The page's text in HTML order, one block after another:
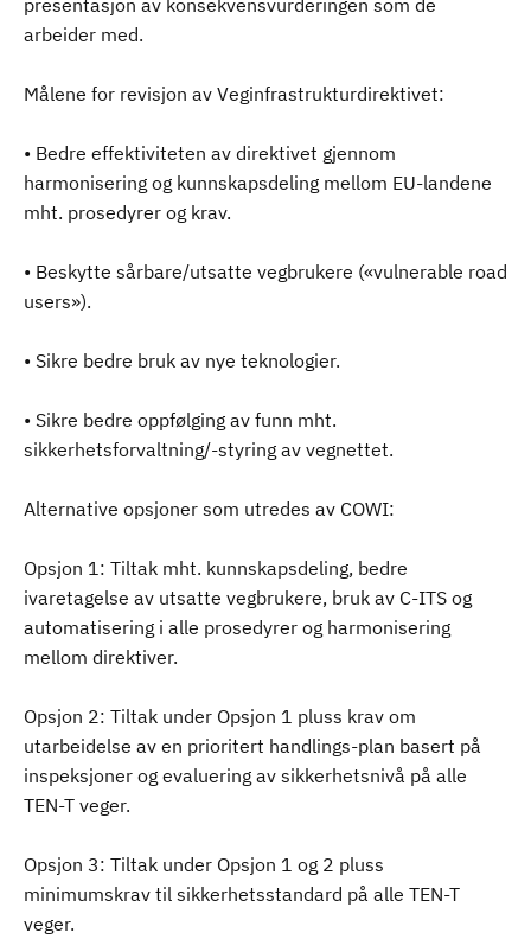
presentasjon av konsekvensvurderingen som de
arbeider med.
Målene for revisjon av Veginfrastrukturdirektivet:
• Bedre effektiviteten av direktivet gjennom
harmonisering og kunnskapsdeling mellom EU-landene
mht. prosedyrer og krav.
• Beskytte sårbare/utsatte vegbrukere («vulnerable road
users»).
• Sikre bedre bruk av nye teknologier.
• Sikre bedre oppfølging av funn mht.
sikkerhetsforvaltning/-styring av vegnettet.
Alternative opsjoner som utredes av COWI:
Opsjon 1: Tiltak mht. kunnskapsdeling, bedre
ivaretagelse av utsatte vegbrukere, bruk av C-ITS og
automatisering i alle prosedyrer og harmonisering
mellom direktiver.
Opsjon 2: Tiltak under Opsjon 1 pluss krav om
utarbeidelse av en prioritert handlings-plan basert på
inspeksjoner og evaluering av sikkerhetsnivå på alle
TEN-T veger.
Opsjon 3: Tiltak under Opsjon 1 og 2 pluss
minimumskrav til sikkerhetsstandard på alle TEN-T
veger.